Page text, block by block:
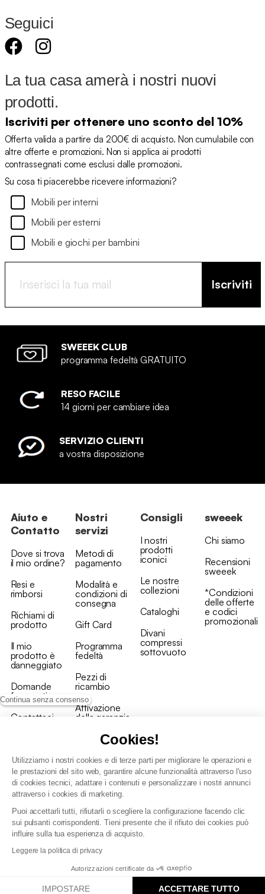
Continua senza consenso
Cookies!
Utilizziamo i nostri cookies e di terze parti per migliorare le operazioni e
le prestazioni del sito web, garantire alcune funzionalità attraverso l'uso
di cookies tecnici, adattare i contenuti e personalizzare i nostri annunci
attraverso i cookies di marketing.
Puoi accettarli tutti, rifiutarli o scegliere la configurazione facendo clic
sui pulsanti corrispondenti. Tieni presente che il rifiuto dei cookies può
influire sulla tua esperienza di acquisto.
Leggere la politica di privacy
Autorizzazioni certificate da
IMPOSTARE ACCETTARE TUTTO
Seguici
La tua casa amerà i nostri nuovi
prodotti.
Iscriviti per ottenere uno sconto del 10%
Offerta valida a partire da 200€ di acquisto. Non cumulabile con
altre offerte e promozioni. Non si applica ai prodotti
contrassegnati come esclusi dalle promozioni.
Su cosa ti piacerebbe ricevere informazioni?
Mobili per interni
Mobili per esterni
Mobili e giochi per bambini
Iscriviti
SWEEEK CLUB
programma fedeltà GRATUITO
RESO FACILE
14 giorni per cambiare idea
SERVIZIO CLIENTI
a vostra disposizione
Aiuto e
Contatto
Dove si trova
il mio ordine?
Resi e
rimborsi
Richiami di
prodotto
Il mio
prodotto è
danneggiato
Domande
frequenti
Contattaci
Nostri
servizi
Metodi di
pagamento
Modalità e
condizioni di
consegna
Gift Card
Programma
fedeltà
Pezzi di
ricambio
Attivazione
della garanzia
Consigli
I nostri
prodotti
iconici
Le nostre
collezioni
Cataloghi
Divani
compressi
sottovuoto
sweeek
Chi siamo
Recensioni
sweeek
*Condizioni
delle offerte
e codici
promozionali
Condizioni generali vendita
Politica di gestione dei dati personali e dei cookie
Condizioni generali di vendita per clienti professionali
Dichiarazione di accessibilità